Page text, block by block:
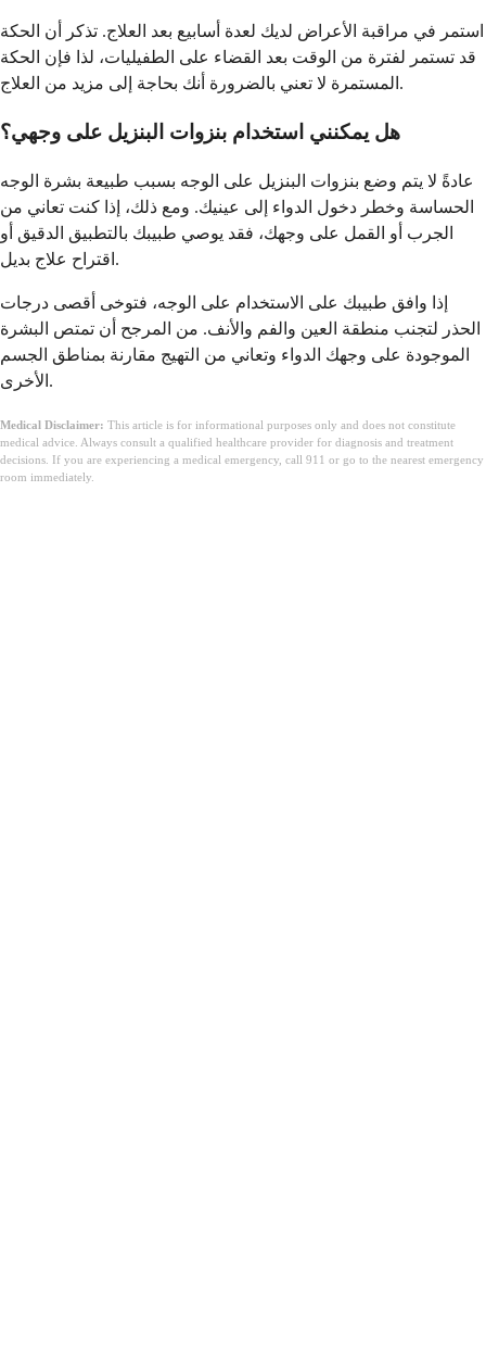
استمر في مراقبة الأعراض لديك لعدة أسابيع بعد العلاج. تذكر أن الحكة
قد تستمر لفترة من الوقت بعد القضاء على الطفيليات، لذا فإن الحكة
المستمرة لا تعني بالضرورة أنك بحاجة إلى مزيد من العلاج.
هل يمكنني استخدام بنزوات البنزيل على وجهي؟
عادةً لا يتم وضع بنزوات البنزيل على الوجه بسبب طبيعة بشرة الوجه
الحساسة وخطر دخول الدواء إلى عينيك. ومع ذلك، إذا كنت تعاني من
الجرب أو القمل على وجهك، فقد يوصي طبيبك بالتطبيق الدقيق أو
اقتراح علاج بديل.
إذا وافق طبيبك على الاستخدام على الوجه، فتوخى أقصى درجات
الحذر لتجنب منطقة العين والفم والأنف. من المرجح أن تمتص البشرة
الموجودة على وجهك الدواء وتعاني من التهيج مقارنة بمناطق الجسم
الأخرى.
Medical Disclaimer: This article is for informational purposes only and does not constitute
medical advice. Always consult a qualified healthcare provider for diagnosis and treatment
decisions. If you are experiencing a medical emergency, call 911 or go to the nearest emergency
room immediately.